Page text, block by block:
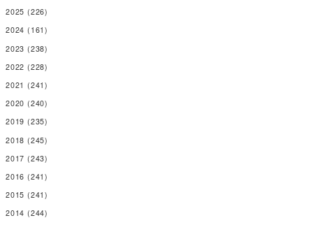
2025 (226)
2024 (161)
2023 (238)
2022 (228)
2021 (241)
2020 (240)
2019 (235)
2018 (245)
2017 (243)
2016 (241)
2015 (241)
2014 (244)